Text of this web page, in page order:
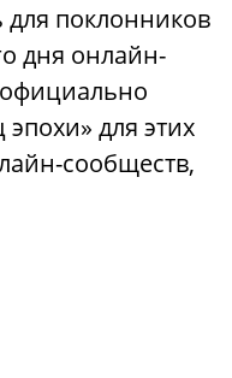
для поклонников
дня онлайн-
для этих
сообществ,